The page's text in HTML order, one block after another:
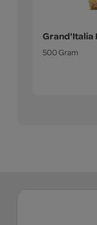
Grand'Italia
500 Gram